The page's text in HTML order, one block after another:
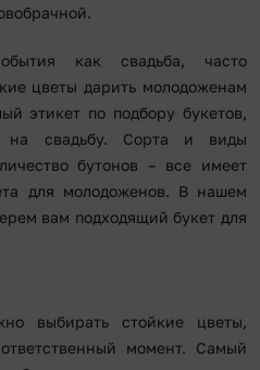
как свадьба, часто
цветы дарить молодоженам
этикет по подбору букетов,
на свадьбу. Сорта и виды
бутонов – все имеет
для молодоженов. В нашем
вам подходящий букет для
выбирать стойкие цветы,
момент. Самый